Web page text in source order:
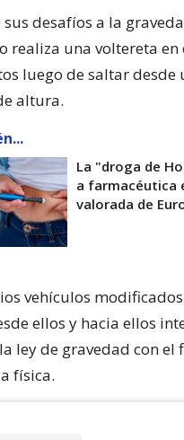
sus desafíos a la
realiza una voltereta en
luego de saltar desde
altura.
La "droga de
a farmacéutica
valorada de
vehículos
ellos y hacia ellos
ley de gravedad con el
física.